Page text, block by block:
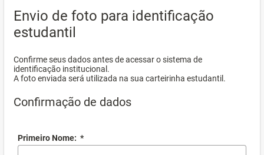
Envio de foto para identificação
estudantil
Confirme seus dados antes de acessar o sistema de
identificação institucional.
A foto enviada será utilizada na sua carteirinha estudantil.
Confirmação de dados
Primeiro Nome: *